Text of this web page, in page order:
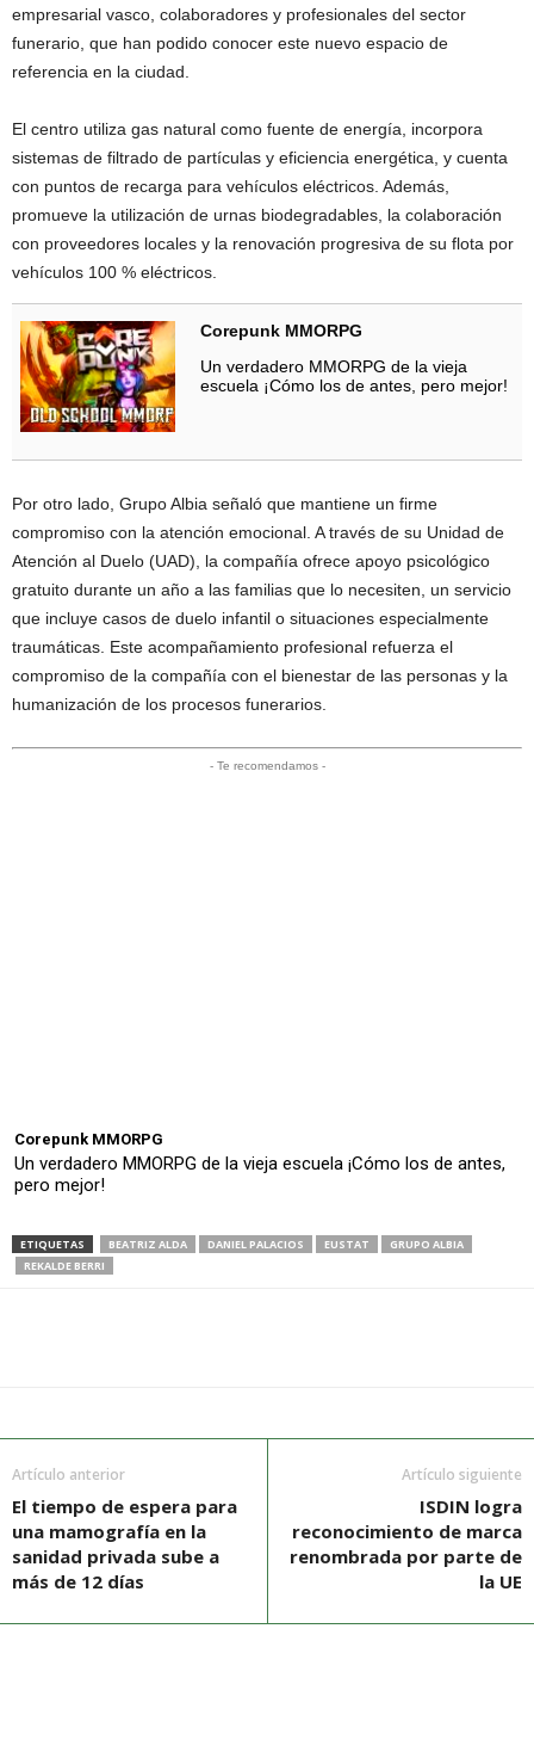
empresarial vasco, colaboradores y profesionales del sector
funerario, que han podido conocer este nuevo espacio de
referencia en la ciudad.
El centro utiliza gas natural como fuente de energía, incorpora
sistemas de filtrado de partículas y eficiencia energética, y cuenta
con puntos de recarga para vehículos eléctricos. Además,
promueve la utilización de urnas biodegradables, la colaboración
con proveedores locales y la renovación progresiva de su flota por
vehículos 100 % eléctricos.
Corepunk MMORPG
Un verdadero MMORPG de la vieja
escuela ¡Cómo los de antes, pero mejor!
Por otro lado, Grupo Albia señaló que mantiene un firme
compromiso con la atención emocional. A través de su Unidad de
Atención al Duelo (UAD), la compañía ofrece apoyo psicológico
gratuito durante un año a las familias que lo necesiten, un servicio
que incluye casos de duelo infantil o situaciones especialmente
traumáticas. Este acompañamiento profesional refuerza el
compromiso de la compañía con el bienestar de las personas y la
humanización de los procesos funerarios.
- Te recomendamos -
Corepunk MMORPG
Un verdadero MMORPG de la vieja escuela ¡Cómo los de antes,
pero mejor!
ETIQUETAS BEATRIZ ALDA DANIEL PALACIOS EUSTAT
GRUPO ALBIA
REKALDE BERRI
Artículo anterior
El tiempo de espera para
una mamografía en la
sanidad privada sube a
más de 12 días
Artículo siguiente
ISDIN logra
reconocimiento de marca
renombrada por parte de
la UE